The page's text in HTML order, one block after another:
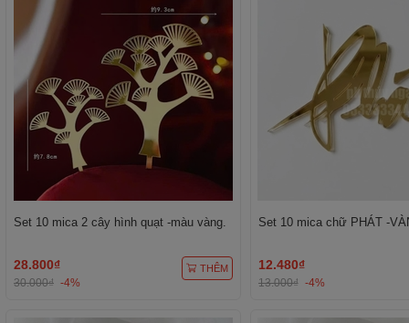
Set 10 mica 2 cây hình quạt -màu vàng.
28.800₫
30.000₫ -4%
THÊM
Set 10 mica chữ PHÁT -
12.480₫
13.000₫ -4%